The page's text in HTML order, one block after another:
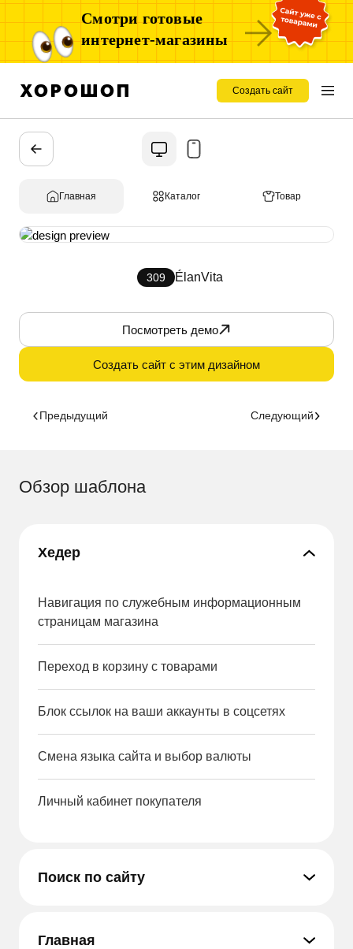
Смотри готовые
интернет-магазины
Создать сайт
Главная Каталог Товар
309 ÉlanVita
Посмотреть демо
Создать сайт с этим дизайном
Предыдущий Следующий
Обзор шаблона
Хедер
Навигация по служебным информационным
страницам магазина
Переход в корзину с товарами
Блок ссылок на ваши аккаунты в соцсетях
Смена языка сайта и выбор валюты
Личный кабинет покупателя
Поиск по сайту
Главная